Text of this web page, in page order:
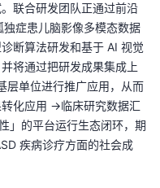
联合研发团队正通过前沿
症患儿脑影像多模态数据
断算法研发和基于 AI 视觉
将通过把研发成果集成上
层单位进行推广应用，从而
化应用 ->临床研究数据汇
」的平台运行生态闭环，期
疾病诊疗方面的社会成